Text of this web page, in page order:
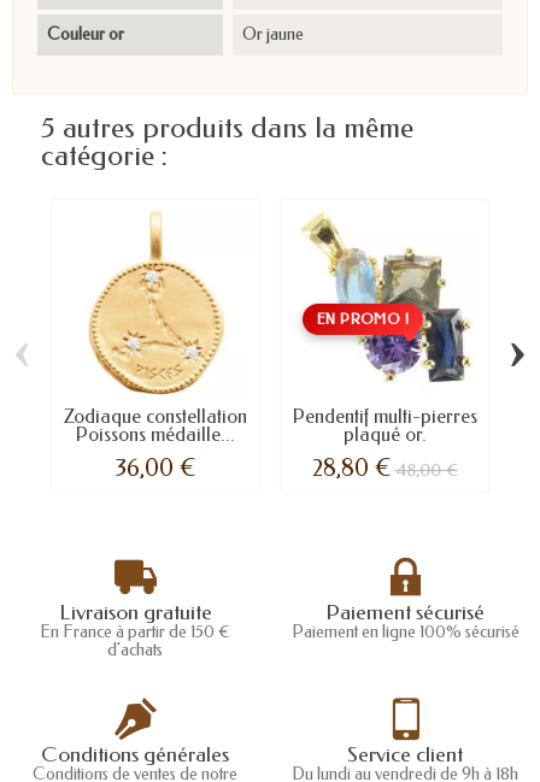
Couleur or Or jaune
5 autres produits dans la même
catégorie :
Zodiaque constellation
Poissons médaille...
36,00 €
EN PROMO !
Pendentif multi-pierres
plaqué or.
28,80 €48,00 €
‹ ›
Livraison gratuite
En France à partir de 150 €
d'achats
Paiement sécurisé
Paiement en ligne 100% sécurisé
Conditions générales
Conditions de ventes de notre
Service client
Du lundi au vendredi de 9h à 18h